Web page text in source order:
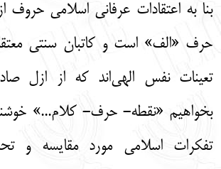
بنا به اعتقادات عرفانی اسلامی حروف
حرف «الف» است و کاتبان سنتی
تعینات نفس الهی‌اند که از ازل
بخواهیم «نقطه- حرف- کلام...»
تفکرات اسلامی مورد مقایسه و